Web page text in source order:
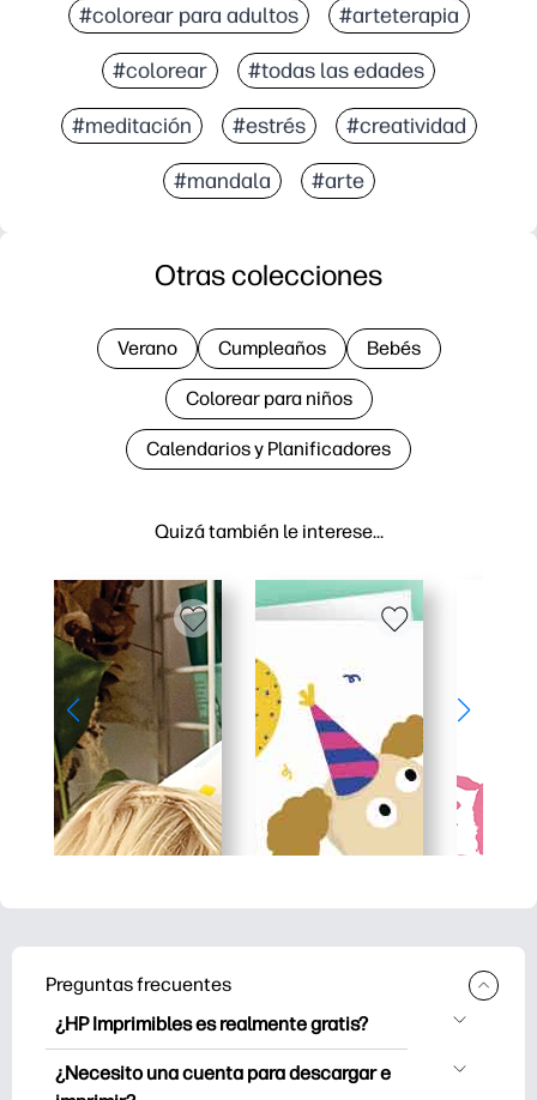
#colorear para adultos #arteterapia
#colorear #todas las edades
#meditación #estrés #creatividad
#mandala #arte
Quizá también le interese…
Otras colecciones
Verano Cumpleaños Bebés
Colorear para niños
Calendarios y Planificadores
Preguntas frecuentes
¿HP Imprimibles es realmente gratis?
HP Printables ofrece más de 2.500
imprimibles gratuitos para descargar e
¿Necesito una cuenta para descargar e